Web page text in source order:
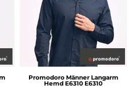
Promodoro Männer Langarm
Hemd E6310 E6310